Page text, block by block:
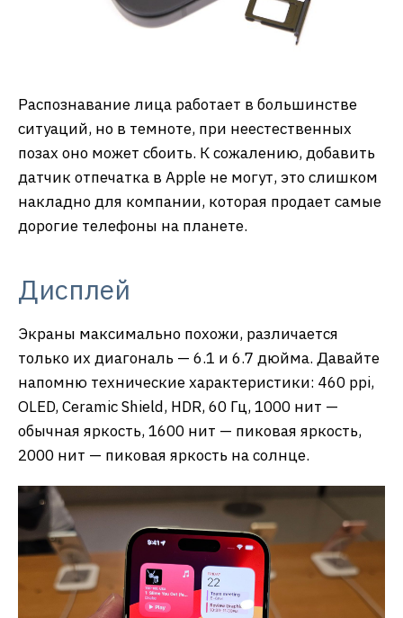
Распознавание лица работает в большинстве
ситуаций, но в темноте, при неестественных
позах оно может сбоить. К сожалению, добавить
датчик отпечатка в Apple не могут, это слишком
накладно для компании, которая продает самые
дорогие телефоны на планете.
Дисплей
Экраны максимально похожи, различается
только их диагональ — 6.1 и 6.7 дюйма. Давайте
напомню технические характеристики: 460 ppi,
OLED, Ceramic Shield, HDR, 60 Гц, 1000 нит —
обычная яркость, 1600 нит — пиковая яркость,
2000 нит — пиковая яркость на солнце.